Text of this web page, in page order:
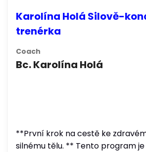
Karolína Holá Silově-
trenérka
Coach
Bc. Karolína Holá
**První krok na cestě ke
silnému tělu. ** Tento program